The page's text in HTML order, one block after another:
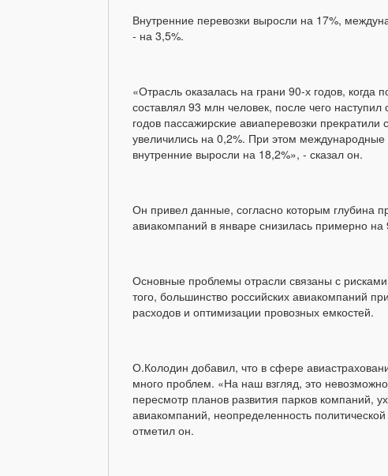
Внутренние перевозки выросли на 17%,
- на 3,5%.
«Отрасль оказалась на грани 90-х годов, когда
составлял 93 млн человек, после чего
годов пассажирские авиаперевозки прекратили
увеличились на 0,2%. При этом международные
внутренние выросли на 18,2%», - сказал он.
Он привел данные, согласно которым глубина
авиакомпаний в январе снизилась примерно на
Основные проблемы отрасли связаны с
того, большинство российских авиакомпаний
расходов и оптимизации провозных емкостей.
О.Колодин добавил, что в сфере
много проблем. «На наш взгляд, это
пересмотр планов развития парков компаний,
авиакомпаний, неопределенность
отметил он.